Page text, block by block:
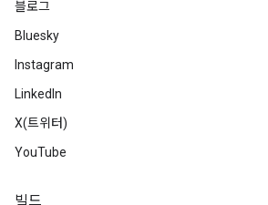
블로그
Bluesky
Instagram
LinkedIn
X(트위터)
YouTube
빌드